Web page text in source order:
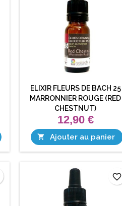
ELIXIR FLEURS DE BACH 25
MARRONNIER ROUGE (RED
CHESTNUT)
12,90 €
 Ajouter au panier
favorite_border